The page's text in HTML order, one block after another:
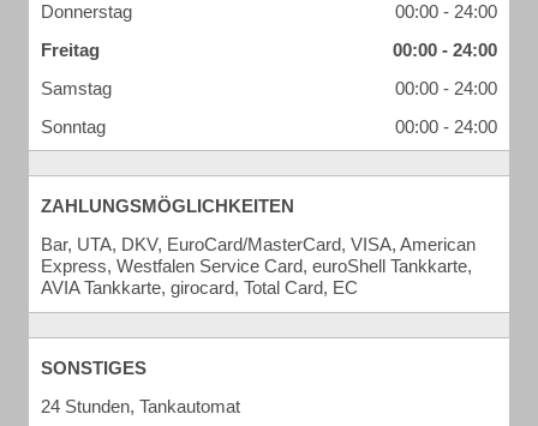
Donnerstag
00:00 - 24:00
Freitag
00:00 - 24:00
Samstag
00:00 - 24:00
Sonntag
00:00 - 24:00
ZAHLUNGSMÖGLICHKEITEN
Bar, UTA, DKV, EuroCard/MasterCard, VISA, American
Express, Westfalen Service Card, euroShell Tankkarte,
AVIA Tankkarte, girocard, Total Card, EC
SONSTIGES
24 Stunden, Tankautomat